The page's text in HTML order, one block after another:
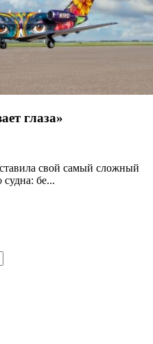
глаза»
свой самый сложный
бе...